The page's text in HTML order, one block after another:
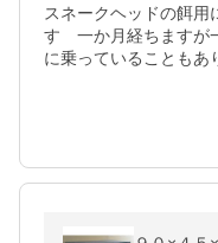
スネークヘッドの餌用
す　一か月経ちますが
に乗っていることもあ